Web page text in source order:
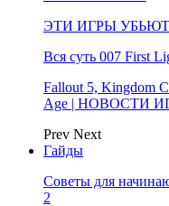
ЭТИ ИГРЫ
Вся суть 007 First
Fallout 5, Kingdom
Age | НОВОСТИ
Prev Next
Гайды
Советы для
2